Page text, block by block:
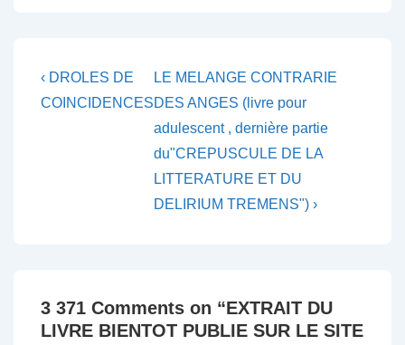
Navigation
de
Previous
Post
‹ DROLES DE
COINCIDENCES
Next
Post
is
LE MELANGE CONTRARIE
DES ANGES (livre pour
adulescent , dernière partie
du"CREPUSCULE DE LA
LITTERATURE ET DU
DELIRIUM TREMENS") ›
3 371 Comments on “EXTRAIT DU
LIVRE BIENTOT PUBLIE SUR LE SITE